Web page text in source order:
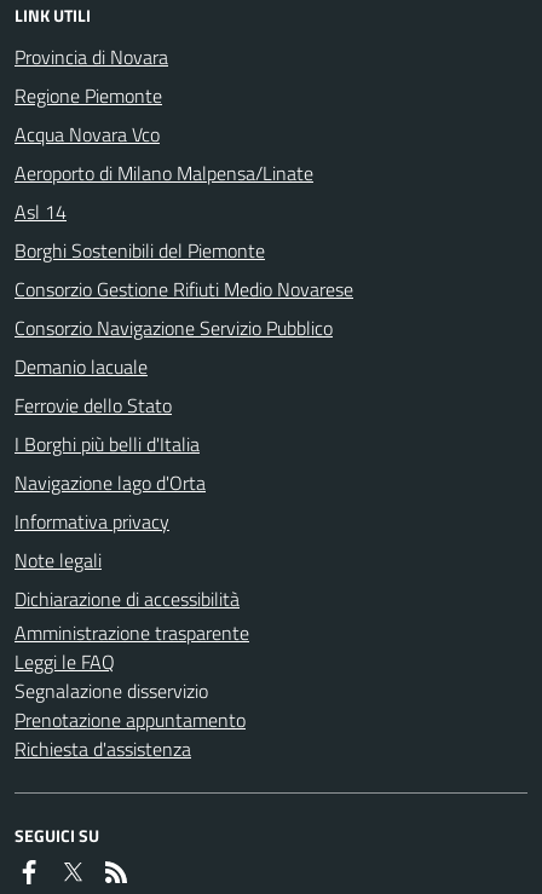
LINK UTILI
Provincia di Novara
Regione Piemonte
Acqua Novara Vco
Aeroporto di Milano Malpensa/Linate
Asl 14
Borghi Sostenibili del Piemonte
Consorzio Gestione Rifiuti Medio Novarese
Consorzio Navigazione Servizio Pubblico
Demanio lacuale
Ferrovie dello Stato
I Borghi più belli d'Italia
Navigazione lago d'Orta
Informativa privacy
Note legali
Dichiarazione di accessibilità
Amministrazione trasparente
Leggi le FAQ
Segnalazione disservizio
Prenotazione appuntamento
Richiesta d'assistenza
SEGUICI SU